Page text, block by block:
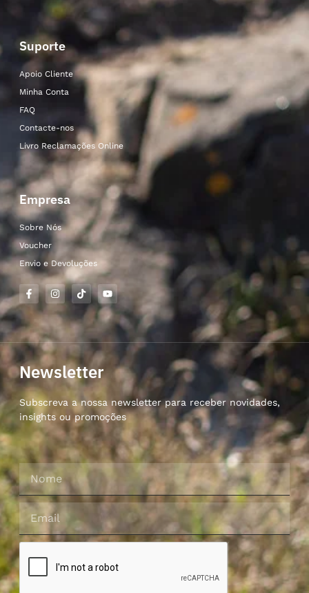
Suporte
Apoio Cliente
Minha Conta
FAQ
Contacte-nos
Livro Reclamações Online
Empresa
Sobre Nós
Voucher
Envio e Devoluções
Newsletter
Subscreva a nossa newsletter para receber novidades,
insights ou promoções